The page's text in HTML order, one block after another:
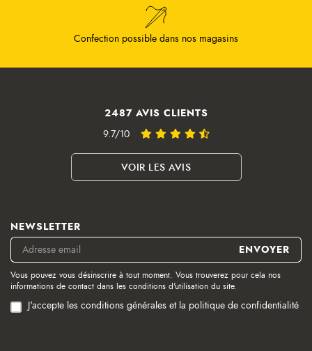
Confection possible dans nos magasins
2487 AVIS CLIENTS
9.7/10
VOIR LES AVIS
NEWSLETTER
Vous pouvez vous désinscrire à tout moment. Vous trouverez pour cela nos
informations de contact dans les conditions d'utilisation du site.
J'accepte les conditions générales et la politique de confidentialité